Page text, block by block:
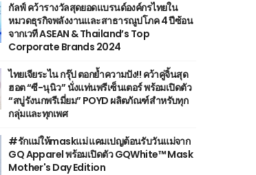
กัลฟ์ คว้ารางวัลสุดยอดแบรนด์องค์กรไทยใน
หมวดธุรกิจพลังงานและสาธารณูปโภค 4 ปีซ้อน
จากเวที ASEAN & Thailand’s Top
Corporate Brands 2024
ไทยเจียระไน กรุ๊ป ตอกย้ำความปัง!! คว้าคู่จิ้นสุด
ฮอต “ซี-นุนิว” นั่งแท่นพรีเซ็นเตอร์ พร้อมเปิดตัว
“สบู่รังนกพรีเมี่ยม” POYD ผลิตภัณฑ์สำหรับทุก
กลุ่มและทุกเพศ
#รักแม่ให้maskแม่ แคมเปญต้อนรับวันแม่จาก
GQ Apparel พร้อมเปิดตัว GQWhite™ Mask
Mother's Day Edition